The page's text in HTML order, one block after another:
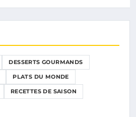
DESSERTS GOURMANDS
PLATS DU MONDE
RECETTES DE SAISON